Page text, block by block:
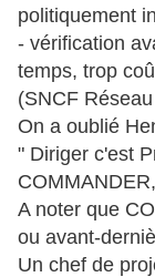
politiquement
- vérification
temps, trop
(SNCF
On a oublié
" Diriger c'est
A noter que
ou avant-
Un chef de